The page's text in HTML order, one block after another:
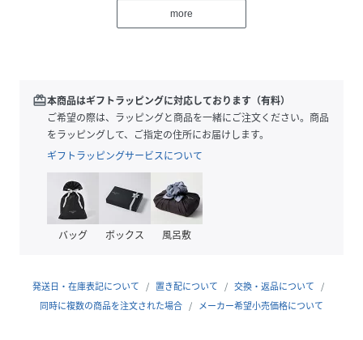
職人が魂を込めて息を吹き入れる際に、小さな気泡が入った
り厚みのばらつきがみられることがあります。
これらは手作業の製造上でどうしても発生する個体差となり
ますが、大量生産では表現できないハンドメイドならではの
味わいや温かみとしてお楽しみ下さい。
＊上記の個体差は良品として商品出荷されますので、ご理解
ございます。あらかじめご了承ください。
more
redeem本商品はギフトラッピングに対応しております（有料）
ご希望の際は、ラッピングと商品を一緒にご注文ください。商品
をラッピングして、ご指定の住所にお届けします。
ギフトラッピングサービスについて
バッグ ボックス 風呂敷
発送日・在庫表記について 置き配について
交換・返品について
同時に複数の商品を注文された場合
メーカー希望小売価格について